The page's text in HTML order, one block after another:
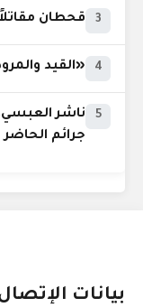
3 قحطان مقاتلاً
4 «القيد
5
ناشر
جرائم الحاضر
بيانات